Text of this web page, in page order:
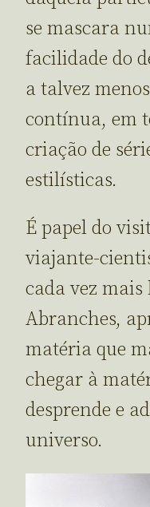
se mascara
facilidade do
a talvez
contínua, em
criação de
estilísticas.
É papel do
viajante-
cada vez
Abranches,
matéria que
chegar à
desprende e
universo.